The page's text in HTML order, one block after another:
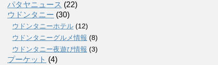
パタヤニュース (22)
ウドンタニー (30)
ウドンタニーホテル (12)
ウドンタニーグルメ情報 (8)
ウドンタニー夜遊び情報 (3)
プーケット (4)